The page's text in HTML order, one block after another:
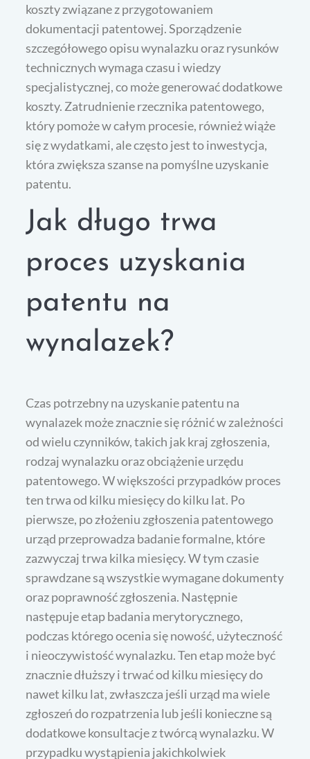
koszty związane z przygotowaniem
dokumentacji patentowej. Sporządzenie
szczegółowego opisu wynalazku oraz rysunków
technicznych wymaga czasu i wiedzy
specjalistycznej, co może generować dodatkowe
koszty. Zatrudnienie rzecznika patentowego,
który pomoże w całym procesie, również wiąże
się z wydatkami, ale często jest to inwestycja,
która zwiększa szanse na pomyślne uzyskanie
patentu.
Jak długo trwa
proces uzyskania
patentu na
wynalazek?
Czas potrzebny na uzyskanie patentu na
wynalazek może znacznie się różnić w zależności
od wielu czynników, takich jak kraj zgłoszenia,
rodzaj wynalazku oraz obciążenie urzędu
patentowego. W większości przypadków proces
ten trwa od kilku miesięcy do kilku lat. Po
pierwsze, po złożeniu zgłoszenia patentowego
urząd przeprowadza badanie formalne, które
zazwyczaj trwa kilka miesięcy. W tym czasie
sprawdzane są wszystkie wymagane dokumenty
oraz poprawność zgłoszenia. Następnie
następuje etap badania merytorycznego,
podczas którego ocenia się nowość, użyteczność
i nieoczywistość wynalazku. Ten etap może być
znacznie dłuższy i trwać od kilku miesięcy do
nawet kilku lat, zwłaszcza jeśli urząd ma wiele
zgłoszeń do rozpatrzenia lub jeśli konieczne są
dodatkowe konsultacje z twórcą wynalazku. W
przypadku wystąpienia jakichkolwiek